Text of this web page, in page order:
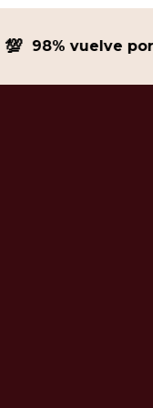
98% vuelve por más